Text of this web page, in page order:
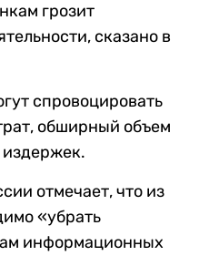
грозит
сказано в
спровоцировать
обширный объем
издержек.
отмечает, что из
«убрать
информационных